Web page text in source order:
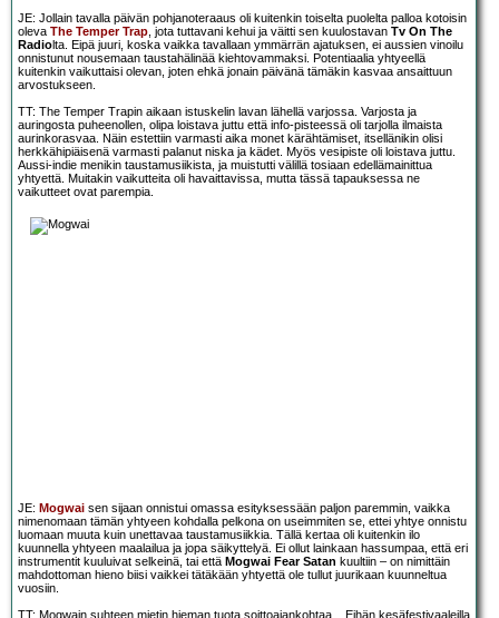
JE: Jollain tavalla päivän pohjanoteraaus oli kuitenkin toiselta puolelta palloa kotoisin
oleva The Temper Trap, jota tuttavani kehui ja väitti sen kuulostavan Tv On The
Radiolta. Eipä juuri, koska vaikka tavallaan ymmärrän ajatuksen, ei aussien vinoilu
onnistunut nousemaan taustahälinää kiehtovammaksi. Potentiaalia yhtyeellä
kuitenkin vaikuttaisi olevan, joten ehkä jonain päivänä tämäkin kasvaa ansaittuun
arvostukseen.
TT: The Temper Trapin aikaan istuskelin lavan lähellä varjossa. Varjosta ja
auringosta puheenollen, olipa loistava juttu että info-pisteessä oli tarjolla ilmaista
aurinkorasvaa. Näin estettiin varmasti aika monet kärähtämiset, itsellänikin olisi
herkkähipiäisenä varmasti palanut niska ja kädet. Myös vesipiste oli loistava juttu.
Aussi-indie menikin taustamusiikista, ja muistutti välillä tosiaan edellämainittua
yhtyettä. Muitakin vaikutteita oli havaittavissa, mutta tässä tapauksessa ne
vaikutteet ovat parempia.
JE: Mogwai sen sijaan onnistui omassa esityksessään paljon paremmin, vaikka
nimenomaan tämän yhtyeen kohdalla pelkona on useimmiten se, ettei yhtye onnistu
luomaan muuta kuin unettavaa taustamusiikkia. Tällä kertaa oli kuitenkin ilo
kuunnella yhtyeen maalailua ja jopa säikyttelyä. Ei ollut lainkaan hassumpaa, että eri
instrumentit kuuluivat selkeinä, tai että Mogwai Fear Satan kuultiin – on nimittäin
mahdottoman hieno biisi vaikkei tätäkään yhtyettä ole tullut juurikaan kuunneltua
vuosiin.
TT: Mogwain suhteen mietin hieman tuota soittoajankohtaa... Eihän kesäfestivaaleilla